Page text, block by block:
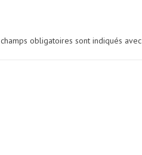
obligatoires sont indiqués avec